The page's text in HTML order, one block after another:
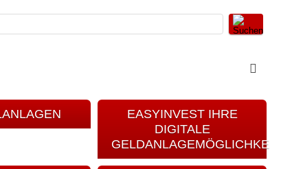
EASYINVEST IHRE
DIGITALE
GELDANLAGEMÖGLICHKEIT